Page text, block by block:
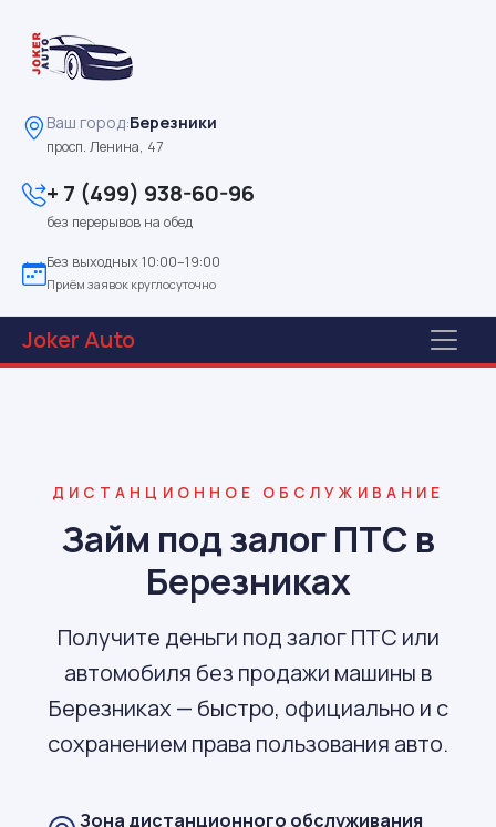
Ваш город:Березники
просп. Ленина, 47
+ 7 (499) 938-60-96
без перерывов на обед
Без выходных 10:00–19:00
Приём заявок круглосуточно
JokerAuto
ДИСТАНЦИОННОЕ ОБСЛУЖИВАНИЕ
Займ под залог ПТС в
Березниках
Получите деньги под залог ПТС или
автомобиля без продажи машины в
Березниках — быстро, официально и с
сохранением права пользования авто.
Зона дистанционного обслуживания